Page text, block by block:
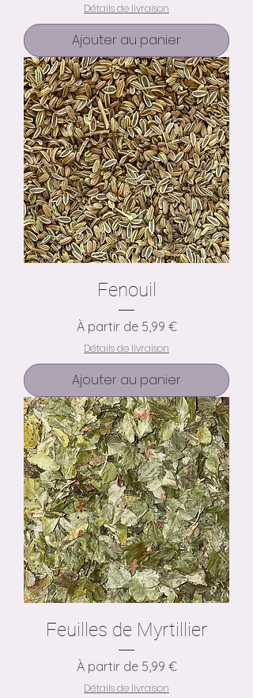
Détails de livraison
Ajouter au panier
Fenouil
À partir de 5,99 €
Prix promotionnel
Détails de livraison
Ajouter au panier
Feuilles de Myrtillier
À partir de 5,99 €
Prix promotionnel
Détails de livraison